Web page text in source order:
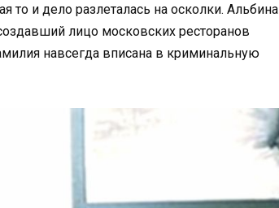
то и дело разлеталась на осколки. Альбина
лицо московских ресторанов
навсегда вписана в криминальную